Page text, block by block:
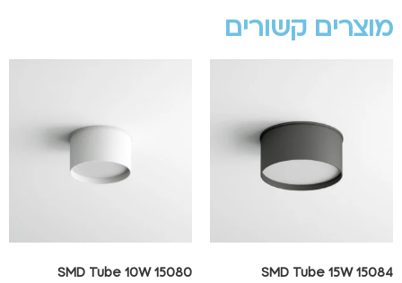
מוצרים קשורים
SMD Tube 15W 15084
SMD Tube 10W 15080